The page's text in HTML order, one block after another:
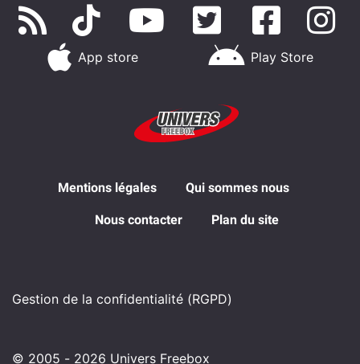
App store Play Store
Mentions légales Qui sommes nous
Nous contacter Plan du site
Gestion de la confidentialité (RGPD)
© 2005 - 2026 Univers Freebox